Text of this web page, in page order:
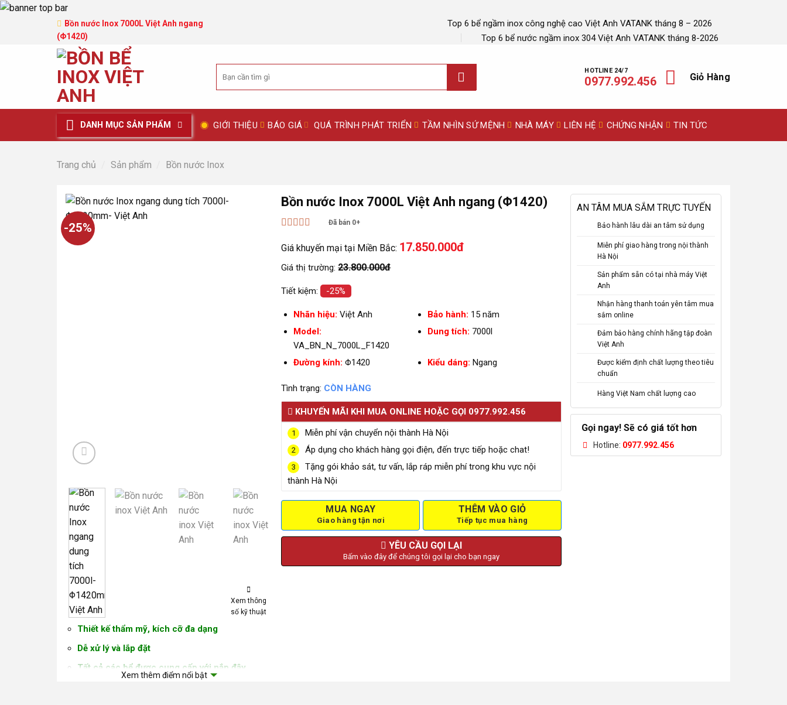
Bồn nước Inox 7000L Việt Anh ngang
(Φ1420)
Top 6 bể ngầm inox công nghệ cao Việt Anh VATANK tháng 8 – 2026
Top 6 bể nước ngầm inox 304 Việt Anh VATANK tháng 8-2026
kiếm:
HOTLINE 24/7
0977.992.456 Giỏ Hàng
DANH MỤC SẢN PHẨM GIỚI THIỆU BÁO GIÁ QUÁ TRÌNH PHÁT TRIỂN TẦM NHÌN SỨ MỆNH NHÀ MÁY LIÊN HỆ CHỨNG NHẬN TIN TỨC
Trang chủ Sản phẩm Bồn nước Inox
-25%
Xem thông
số kỹ thuật
Thiết kế thẩm mỹ, kích cỡ đa dạng
Dễ xử lý và lắp đặt
Tất cả các bể được cung cấp với nắp đậy
Xem thêm điểm nổi bật
Bồn nước Inox 7000L Việt Anh ngang (Φ1420)
hạng55 sao
Đã bán 0+
Giá khuyến mại tại Miền Bắc: 17.850.000đ
Giá thị trường:23.800.000đ
Tiết kiệm: -25%
Nhãn hiệu:Việt Anh Bảo hành: 15 năm
Model:
VA_BN_N_7000L_F1420
Dung tích: 7000l
Đường kính:Φ1420 Kiểu dáng:Ngang
Tình trạng: CÒN HÀNG
KHUYẾN MÃI KHI MUA ONLINE HOẶC GỌI 0977.992.456
1 Miễn phí vận chuyển nội thành Hà Nội
2 Áp dụng cho khách hàng gọi điện, đến trực tiếp hoặc chat!
3
Tặng gói khảo sát, tư vấn, lắp ráp miễn phí trong khu vực nội
thành Hà Nội
MUA NGAY
Giao hàng tận nơi
THÊM VÀO GIỎ
Tiếp tục mua hàng
YÊU CẦU GỌI LẠI
Bấm vào đây để chúng tôi gọi lại cho bạn ngay
AN TÂM MUA SẮM TRỰC TUYẾN
Bảo hành lâu dài an tâm sử dụng
Miễn phí giao hàng trong nội thành
Hà Nội
Sản phẩm sẵn có tại nhà máy Việt
Anh
Nhận hàng thanh toán yên tâm mua
sắm online
Đảm bảo hàng chính hãng tập đoàn
Việt Anh
Được kiểm định chất lượng theo tiêu
chuẩn
Hàng Việt Nam chất lượng cao
Gọi ngay! Sẽ có giá tốt hơn
Hotline: 0977.992.456